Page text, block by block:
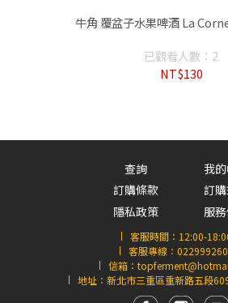
牛角 覆盆子水果啤酒 La
已觀看人數：2
NT$130
查詢
我
訂購條款
訂
隱私政策
服
客服時間： 12:00-
客服專線：
信箱：
地址：新北市三重區重新路五段